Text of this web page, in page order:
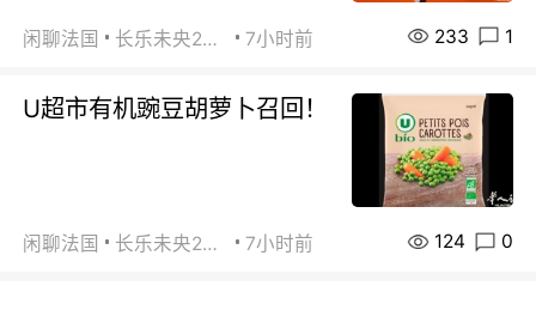
闲聊法国 长乐未央2015 7小时前 233 1
U超市有机豌豆胡萝卜召回！
闲聊法国 长乐未央2015 7小时前 124 0